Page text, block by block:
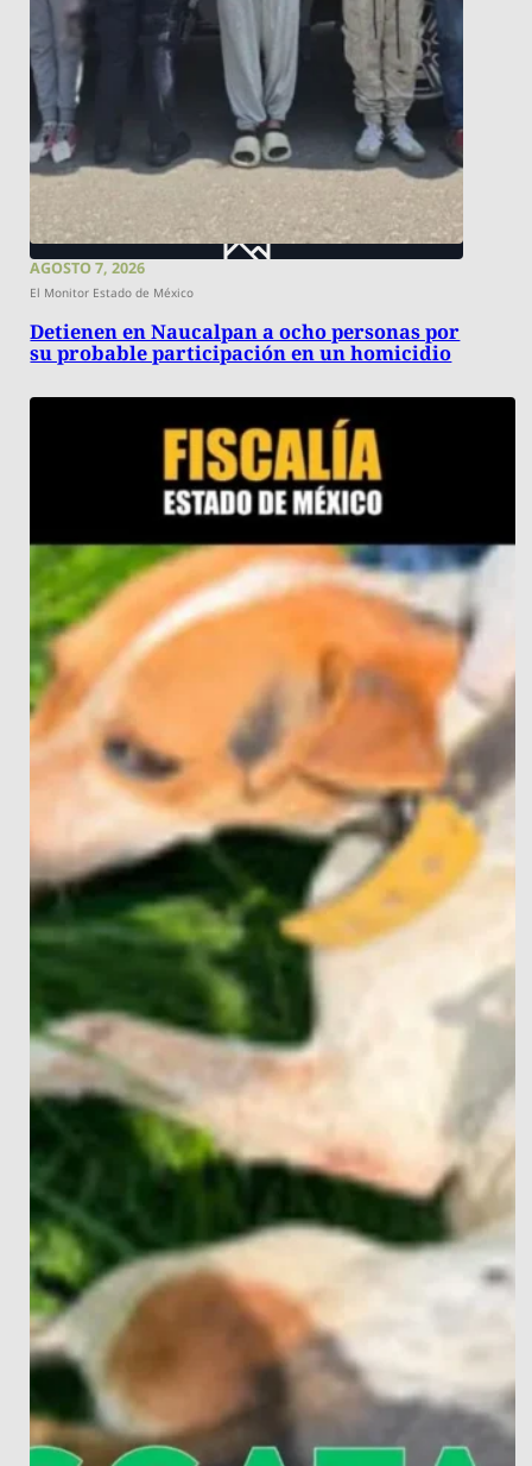
AGOSTO 7, 2026
El Monitor Estado de México
Detienen en Naucalpan a ocho personas por
su probable participación en un homicidio